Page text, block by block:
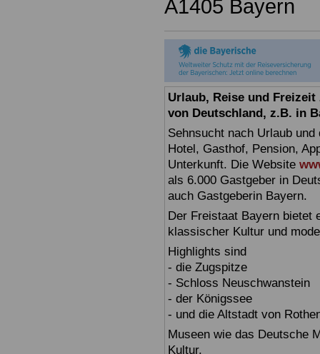
A1405 Bayern
Urlaub, Reise und
von Deutschland, z.B. in
Sehnsucht nach Urlaub
Hotel, Gasthof, Pension,
Unterkunft. Die Website
als 6.000 Gastgeber in
auch Gastgeberin Bayern.
Der Freistaat Bayern bietet
klassischer Kultur und
Highlights sind
- die Zugspitze
- Schloss Neuschwanstein
- der Königssee
- und die Altstadt von
Museen wie das Deutsche
Kultur.